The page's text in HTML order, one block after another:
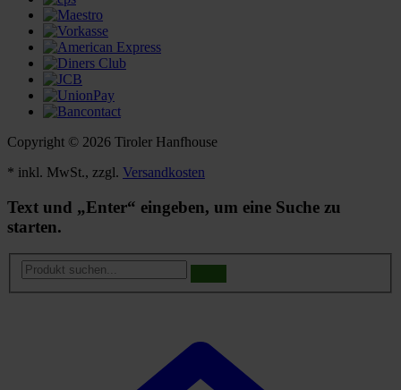
Copyright © 2026 Tiroler Hanfhouse
* inkl. MwSt., zzgl. Versandkosten
Text und „Enter“ eingeben, um eine Suche zu
starten.
Produkt
suchen...